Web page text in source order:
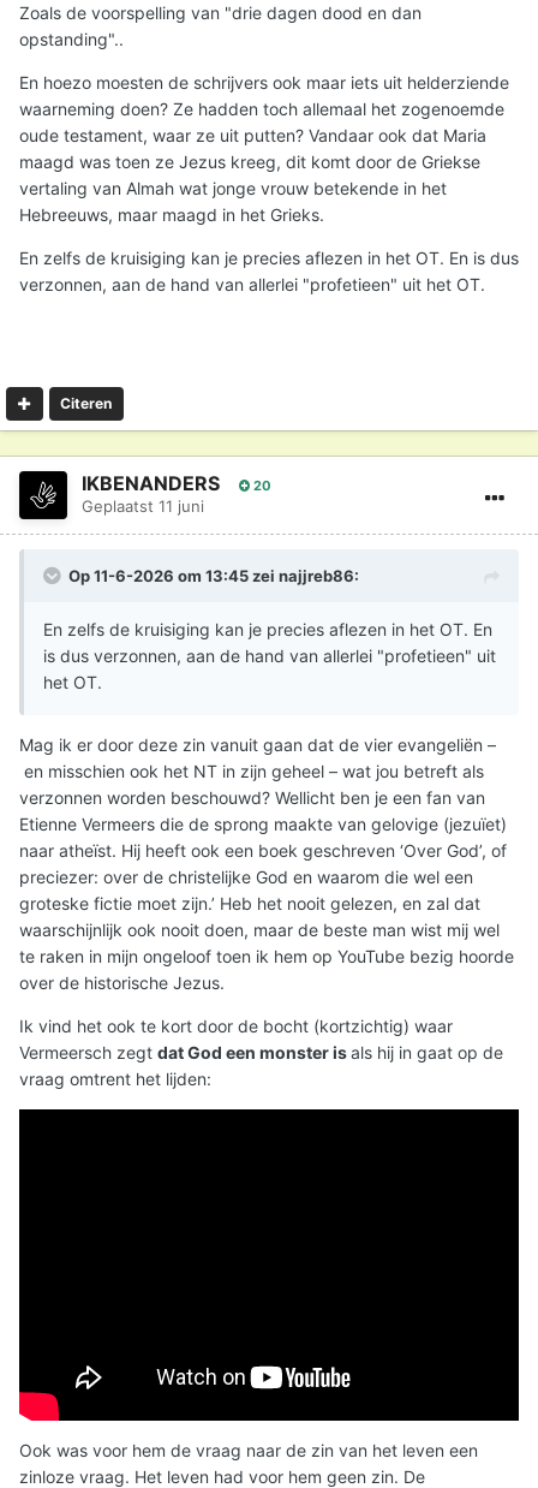
Zoals de voorspelling van "drie dagen dood en dan
opstanding"..
En hoezo moesten de schrijvers ook maar iets uit helderziende
waarneming doen? Ze hadden toch allemaal het zogenoemde
oude testament, waar ze uit putten? Vandaar ook dat Maria
maagd was toen ze Jezus kreeg, dit komt door de Griekse
vertaling van Almah wat jonge vrouw betekende in het
Hebreeuws, maar maagd in het Grieks.
En zelfs de kruisiging kan je precies aflezen in het OT. En is dus
verzonnen, aan de hand van allerlei "profetieen" uit het OT.
Citeren
IKBENANDERS 20
Geplaatst 11 juni
Op 11-6-2026 om 13:45 zei najjreb86:
En zelfs de kruisiging kan je precies aflezen in het OT. En
is dus verzonnen, aan de hand van allerlei "profetieen" uit
het OT.
Mag ik er door deze zin vanuit gaan dat de vier evangeliën –
en misschien ook het NT in zijn geheel – wat jou betreft als
verzonnen worden beschouwd? Wellicht ben je een fan van
Etienne Vermeers die de sprong maakte van gelovige (jezuïet)
naar atheïst. Hij heeft ook een boek geschreven ‘Over God’, of
preciezer: over de christelijke God en waarom die wel een
groteske fictie moet zijn.’ Heb het nooit gelezen, en zal dat
waarschijnlijk ook nooit doen, maar de beste man wist mij wel
te raken in mijn ongeloof toen ik hem op YouTube bezig hoorde
over de historische Jezus.
Ik vind het ook te kort door de bocht (kortzichtig) waar
Vermeersch zegt dat God een monster isals hij in gaat op de
vraag omtrent het lijden:
Ook was voor hem de vraag naar de zin van het leven een
zinloze vraag. Het leven had voor hem geen zin. De